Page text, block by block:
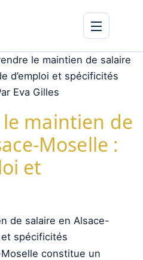
le maintien de salaire
d’emploi et spécificités
Eva Gilles
maintien de
Moselle :
et
Moselle constitue un